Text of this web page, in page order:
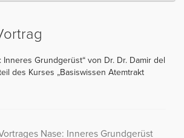
Inneres Grundgerüst“ von Dr. Dr. Damir del
des Kurses „Basiswissen Atemtrakt
Nase: Inneres Grundgerüst